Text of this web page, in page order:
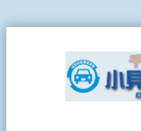
content